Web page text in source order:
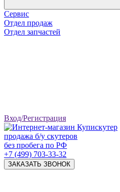
Сервис
Отдел продаж
Отдел запчастей
Вход/Регистрация
продажа б/у скутеров
без пробега по РФ
+7 (499) 703-33-32
ЗАКАЗАТЬ ЗВОНОК